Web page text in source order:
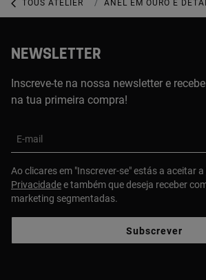
TOUS ATELIER TOUS ATELIER
ANEL EM OURO E
NEWSLETTER
Inscreve-te na nossa newsletter e
na tua primeira compra!
E-mail
Ao clicares em "Inscrever-se" estás a aceitar a
Privacidadee também que deseja receber
marketing segmentadas.
Subscrever